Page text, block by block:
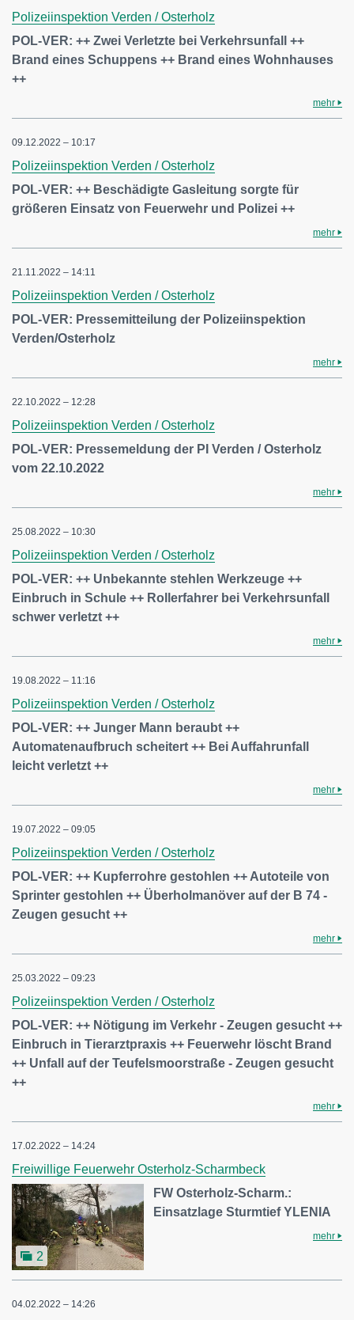
Polizeiinspektion Verden / Osterholz
POL-VER: ++ Zwei Verletzte bei Verkehrsunfall ++
Brand eines Schuppens ++ Brand eines Wohnhauses
++
mehr
09.12.2022 – 10:17
Polizeiinspektion Verden / Osterholz
POL-VER: ++ Beschädigte Gasleitung sorgte für
größeren Einsatz von Feuerwehr und Polizei ++
mehr
21.11.2022 – 14:11
Polizeiinspektion Verden / Osterholz
POL-VER: Pressemitteilung der Polizeiinspektion
Verden/Osterholz
mehr
22.10.2022 – 12:28
Polizeiinspektion Verden / Osterholz
POL-VER: Pressemeldung der PI Verden / Osterholz
vom 22.10.2022
mehr
25.08.2022 – 10:30
Polizeiinspektion Verden / Osterholz
POL-VER: ++ Unbekannte stehlen Werkzeuge ++
Einbruch in Schule ++ Rollerfahrer bei Verkehrsunfall
schwer verletzt ++
mehr
19.08.2022 – 11:16
Polizeiinspektion Verden / Osterholz
POL-VER: ++ Junger Mann beraubt ++
Automatenaufbruch scheitert ++ Bei Auffahrunfall
leicht verletzt ++
mehr
19.07.2022 – 09:05
Polizeiinspektion Verden / Osterholz
POL-VER: ++ Kupferrohre gestohlen ++ Autoteile von
Sprinter gestohlen ++ Überholmanöver auf der B 74 -
Zeugen gesucht ++
mehr
25.03.2022 – 09:23
Polizeiinspektion Verden / Osterholz
POL-VER: ++ Nötigung im Verkehr - Zeugen gesucht ++
Einbruch in Tierarztpraxis ++ Feuerwehr löscht Brand
++ Unfall auf der Teufelsmoorstraße - Zeugen gesucht
++
mehr
17.02.2022 – 14:24
Freiwillige Feuerwehr Osterholz-Scharmbeck
2
FW Osterholz-Scharm.:
Einsatzlage Sturmtief YLENIA
mehr
04.02.2022 – 14:26